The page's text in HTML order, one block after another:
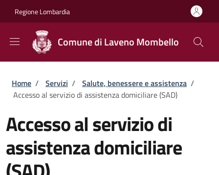
Regione Lombardia
Comune di Laveno Mombello
Briciole di pane
Home / Servizi / Salute, benessere e assistenza /
Accesso al servizio di assistenza domiciliare (SAD)
Accesso al servizio di
assistenza domiciliare